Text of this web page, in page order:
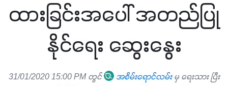
ထားခြင်းအပေါ် အတည်ပြု
နိုင်ရေး ဆွေးနွေး
31/01/2020 15:00 PM တွင် အစိမ်းရောင်လမ်းမှ ရေးသား ပြီး